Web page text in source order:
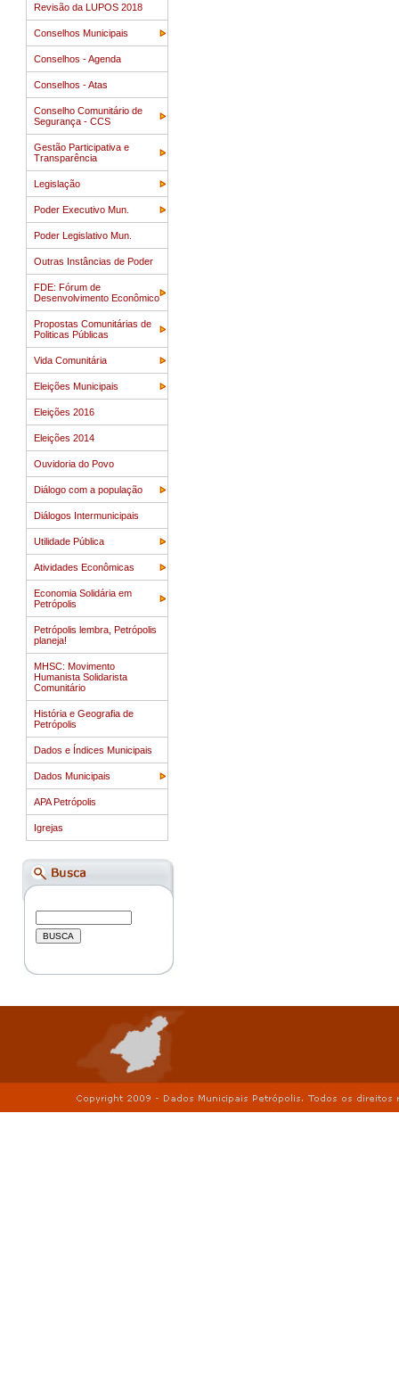
Revisão da LUPOS 2018
Conselhos Municipais
Conselhos - Agenda
Conselhos - Atas
Conselho Comunitário de
Segurança - CCS
Gestão Participativa e
Transparência
Legislação
Poder Executivo Mun.
Poder Legislativo Mun.
Outras Instâncias de Poder
FDE: Fórum de
Desenvolvimento Econômico
Propostas Comunitárias de
Politicas Públicas
Vida Comunitária
Eleições Municipais
Eleições 2016
Eleições 2014
Ouvidoria do Povo
Diálogo com a população
Diálogos Intermunicipais
Utilidade Pública
Atividades Econômicas
Economia Solidária em
Petrópolis
Petrópolis lembra, Petrópolis
planeja!
MHSC: Movimento
Humanista Solidarista
Comunitário
História e Geografia de
Petrópolis
Dados e Índices Municipais
Dados Municipais
APA Petrópolis
Igrejas